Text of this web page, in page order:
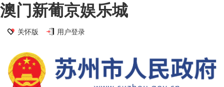
澳门新葡京娱乐城
关怀版 用户登录